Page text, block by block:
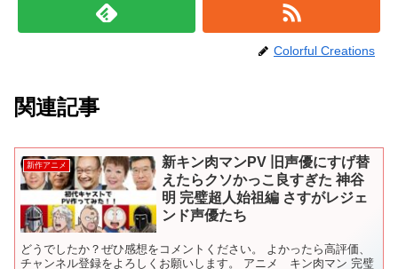
Colorful Creations
関連記事
新作アニメ
新キン肉マンPV 旧声優にすげ替
えたらクソかっこ良すぎた 神谷
明 完璧超人始祖編 さすがレジェ
ンド声優たち
どうでしたか？ぜひ感想をコメントください。 よかったら高評価、
チャンネル登録をよろしくお願いします。 アニメ キン肉マン 完璧